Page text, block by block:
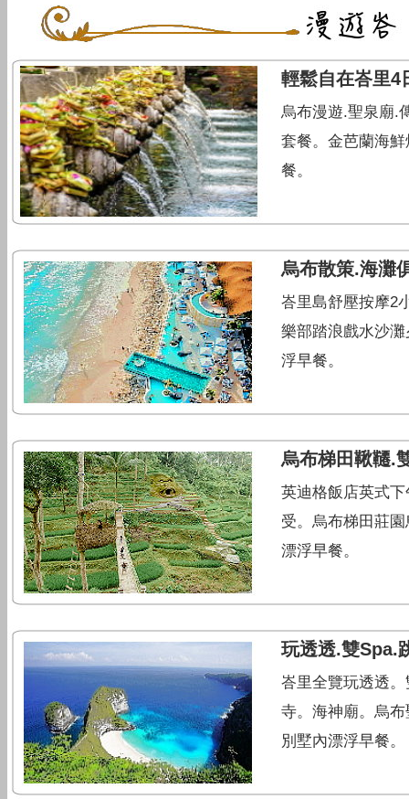
輕鬆自在峇里4
烏布漫遊.聖泉廟.
套餐。金芭蘭海
餐。
烏布散策.海灘
峇里島舒壓按摩2
樂部踏浪戲水沙
浮早餐。
烏布梯田鞦韆.
英迪格飯店英式
受。烏布梯田莊
漂浮早餐。
玩透透.雙Spa.
峇里全覽玩透透
寺。海神廟。烏
別墅內漂浮早餐。